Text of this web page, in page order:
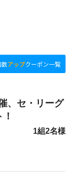
数アップクーポン一覧
、セ・リーグ
1組2名様